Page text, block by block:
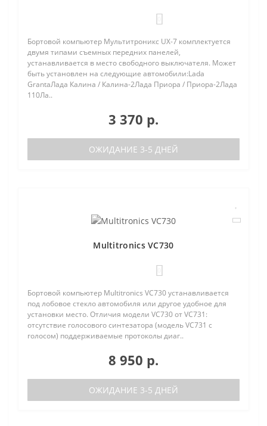
Бортовой компьютер Мультитроникс UX-7 комплектуется
двумя типами съемных передних панелей,
устанавливается в место свободного выключателя. Может
быть установлен на следующие автомобили:Lada
GrantaЛада Калина / Калина-2Лада Приора / Приора-2Лада
110Ла..
3 370 р.
ОЖИДАНИЕ 3-5 ДНЕЙ
Multitronics VC730
Бортовой компьютер Multitronics VC730 устанавливается
под лобовое стекло автомобиля или другое удобное для
установки место. Отличия модели VC730 от VC731:
отсутствие голосового синтезатора (модель VC731 с
голосом) поддерживаемые протоколы диаг..
8 950 р.
ОЖИДАНИЕ 3-5 ДНЕЙ